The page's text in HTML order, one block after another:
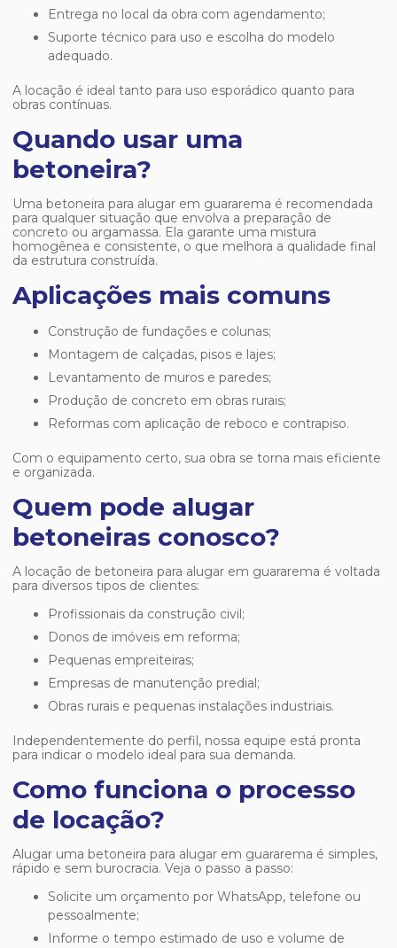
Entrega no local da obra com agendamento;
Suporte técnico para uso e escolha do modelo
adequado.
A locação é ideal tanto para uso esporádico quanto para
obras contínuas.
Quando usar uma
betoneira?
Uma betoneira para alugar em guararema é recomendada
para qualquer situação que envolva a preparação de
concreto ou argamassa. Ela garante uma mistura
homogênea e consistente, o que melhora a qualidade final
da estrutura construída.
Aplicações mais comuns
Construção de fundações e colunas;
Montagem de calçadas, pisos e lajes;
Levantamento de muros e paredes;
Produção de concreto em obras rurais;
Reformas com aplicação de reboco e contrapiso.
Com o equipamento certo, sua obra se torna mais eficiente
e organizada.
Quem pode alugar
betoneiras conosco?
A locação de betoneira para alugar em guararema é voltada
para diversos tipos de clientes:
Profissionais da construção civil;
Donos de imóveis em reforma;
Pequenas empreiteiras;
Empresas de manutenção predial;
Obras rurais e pequenas instalações industriais.
Independentemente do perfil, nossa equipe está pronta
para indicar o modelo ideal para sua demanda.
Como funciona o processo
de locação?
Alugar uma betoneira para alugar em guararema é simples,
rápido e sem burocracia. Veja o passo a passo:
Solicite um orçamento por WhatsApp, telefone ou
pessoalmente;
Informe o tempo estimado de uso e volume de